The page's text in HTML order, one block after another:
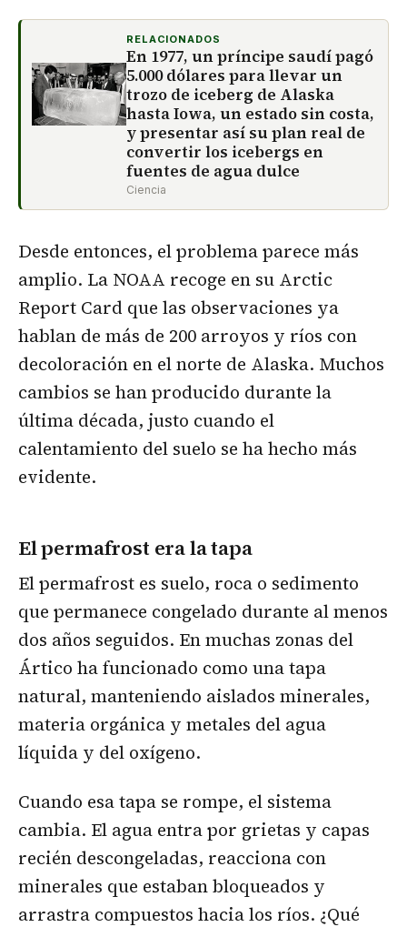
RELACIONADOS
En 1977, un príncipe saudí pagó
5.000 dólares para llevar un
trozo de iceberg de Alaska
hasta Iowa, un estado sin costa,
y presentar así su plan real de
convertir los icebergs en
fuentes de agua dulce
Ciencia
Desde entonces, el problema parece más
amplio. La NOAA recoge en su Arctic
Report Card que las observaciones ya
hablan de más de 200 arroyos y ríos con
decoloración en el norte de Alaska. Muchos
cambios se han producido durante la
última década, justo cuando el
calentamiento del suelo se ha hecho más
evidente.
El permafrost era la tapa
El permafrost es suelo, roca o sedimento
que permanece congelado durante al menos
dos años seguidos. En muchas zonas del
Ártico ha funcionado como una tapa
natural, manteniendo aislados minerales,
materia orgánica y metales del agua
líquida y del oxígeno.
Cuando esa tapa se rompe, el sistema
cambia. El agua entra por grietas y capas
recién descongeladas, reacciona con
minerales que estaban bloqueados y
arrastra compuestos hacia los ríos. ¿Qué